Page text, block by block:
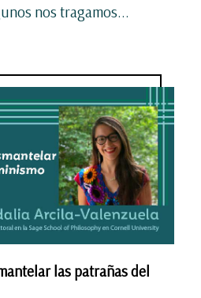
nos tragamos...
las patrañas del